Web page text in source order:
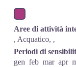
Aree di attività
, Acquatico, ,
Periodi di
gen feb mar apr